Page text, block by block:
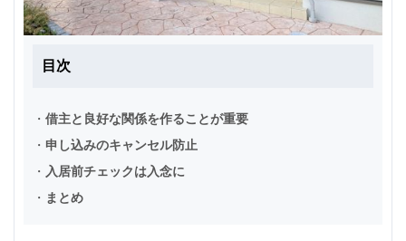
目次
・ 借主と良好な関係を作ることが重要
・ 申し込みのキャンセル防止
・ 入居前チェックは入念に
・ まとめ